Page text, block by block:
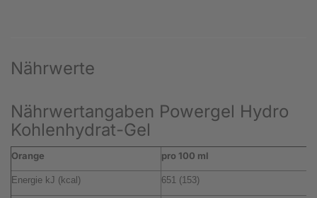
Nährwerte
Nährwertangaben Powergel Hydro
Kohlenhydrat-Gel
Orange pro 100 ml
Energie kJ (kcal) 651 (153)